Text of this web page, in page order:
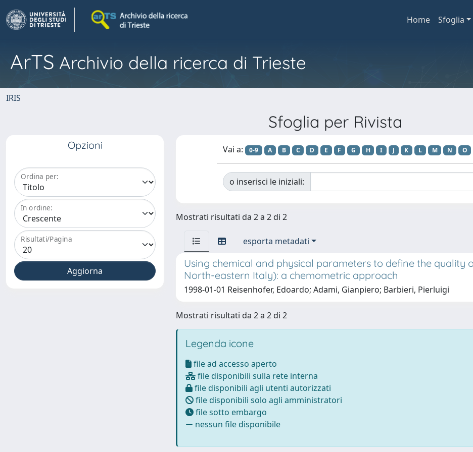
Home Sfoglia
ArTS Archivio della ricerca di Trieste
IRIS
Sfoglia per Rivista
Opzioni
Ordina per:
In ordine:
Risultati/Pagina
Vai a: 0-9 A B C D E F G H I J K L M N O
o inserisci le iniziali:
Mostrati risultati da 2 a 2 di 2
esporta metadati
Using chemical and physical parameters to define the quality
North-eastern Italy): a chemometric approach
1998-01-01 Reisenhofer, Edoardo; Adami, Gianpiero; Barbieri, Pierluigi
Mostrati risultati da 2 a 2 di 2
Legenda icone
file ad accesso aperto
file disponibili sulla rete interna
file disponibili agli utenti autorizzati
file disponibili solo agli amministratori
file sotto embargo
nessun file disponibile